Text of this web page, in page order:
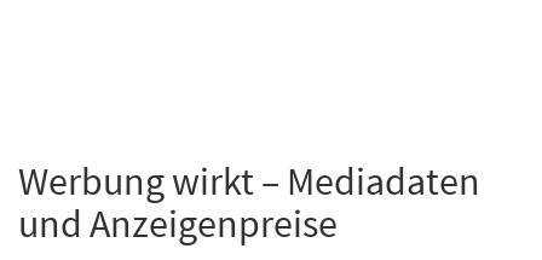
Werbung wirkt – Mediadaten
und Anzeigenpreise